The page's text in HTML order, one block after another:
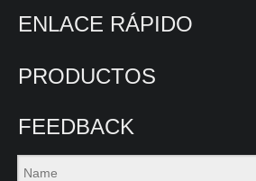
ENLACE RÁPIDO
PRODUCTOS
FEEDBACK